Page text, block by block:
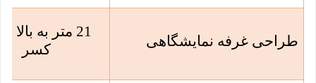
طراحی غرفه نمایشگاهی کسر